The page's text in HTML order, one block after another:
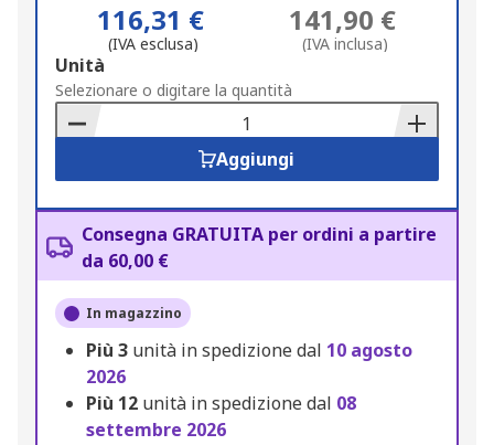
116,31 €
(IVA esclusa)
141,90 €
(IVA inclusa)
Add
to
Basket
Unità
Selezionare o digitare la quantità
Aggiungi
Consegna GRATUITA per ordini a partire
da 60,00 €
In magazzino
Più 3 unità in spedizione dal 10 agosto
2026
Più 12 unità in spedizione dal 08
settembre 2026